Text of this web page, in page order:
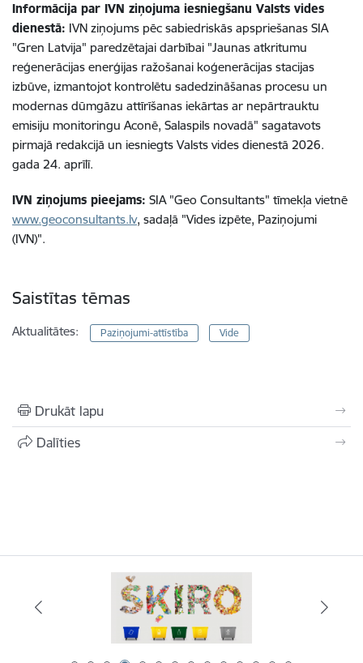
Informācija par IVN ziņojuma iesniegšanu Valsts vides
dienestā: IVN ziņojums pēc sabiedriskās apspriešanas SIA
"Gren Latvija" paredzētajai darbībai "Jaunas atkritumu
reģenerācijas enerģijas ražošanai koģenerācijas stacijas
izbūve, izmantojot kontrolētu sadedzināšanas procesu un
modernas dūmgāzu attīrīšanas iekārtas ar nepārtrauktu
emisiju monitoringu Aconē, Salaspils novadā" sagatavots
pirmajā redakcijā un iesniegts Valsts vides dienestā 2026.
gada 24. aprīlī.
IVN ziņojums pieejams: SIA "Geo Consultants" tīmekļa vietnē
www.geoconsultants.lv, sadaļā "Vides izpēte, Paziņojumi
(IVN)".
Saistītas tēmas
Aktualitātes: Paziņojumi-attīstība Vide
Drukāt lapu
Dalīties